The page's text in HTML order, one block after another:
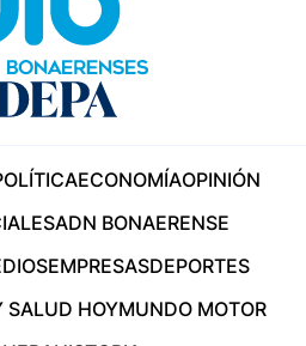
ECONOMÍAOPINIÓN
ADN BONAERENSE
EMPRESASDEPORTES
SALUD HOYMUNDO MOTOR